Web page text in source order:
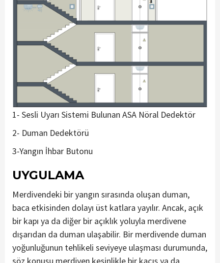
1- Sesli Uyarı Sistemi Bulunan ASA Nöral Dedektör
2- Duman Dedektörü
3-Yangın İhbar Butonu
UYGULAMA
Merdivendeki bir yangın sırasında oluşan duman,
baca etkisinden dolayı üst katlara yayılır. Ancak, açık
bir kapı ya da diğer bir açıklık yoluyla merdivene
dışarıdan da duman ulaşabilir. Bir merdivende duman
yoğunluğunun tehlikeli seviyeye ulaşması durumunda,